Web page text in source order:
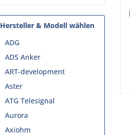
Hersteller & Modell wählen
ADG
ADS Anker
ART-development
Aster
ATG Telesignal
Aurora
Axiohm